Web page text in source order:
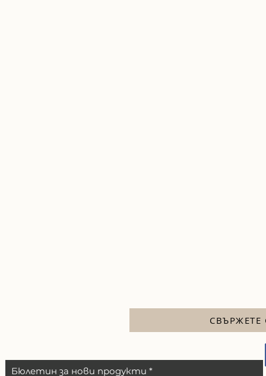
СВЪРЖЕТЕ
Бюлетин за нови продукти